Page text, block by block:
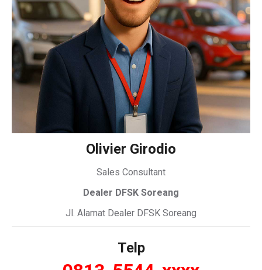
Olivier Girodio
Sales Consultant
Dealer DFSK Soreang
Jl. Alamat Dealer DFSK Soreang
Telp